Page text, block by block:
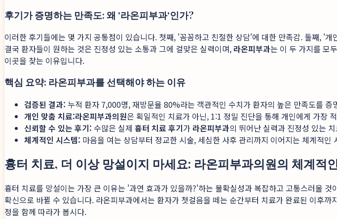
후기가 증명하는 만족도: 왜 '라온피부과'인가?
이러한 후기들에는 몇 가지 공통점이 있습니다. 첫째, '꼼꼼하고 친절한 상담'에 대한 만족감. 둘째, '
결국 환자들이 원하는 것은 진정성 있는 소통과 그에 걸맞은 실력이며, 라온피부과는 이 두 가지를 모
이곳을 찾는 이유입니다.
핵심 요약: 라온피부과를 선택해야 하는 이유
검증된 결과: 누적 환자 7,000명, 재방문율 80%라는 객관적인 수치가 환자의 높은 만족도를 증
개인 맞춤 치료:라온피부과의원은 획일적인 치료가 아닌, 1:1 정밀 진단을 통해 개인에게 가장
신뢰할 수 있는 후기: 수많은 실제 흉터 치료 후기가 라온피부과의 뛰어난 실력과 진정성 있는
체계적인 시스템: 마음을 여는 상담부터 정교한 시술, 세심한 사후 관리까지 이어지는 체계적인
흉터 치료, 더 이상 망설이지 마세요: 라온피부과의원의 체계적
흉터 치료를 망설이는 가장 큰 이유는 '과연 효과가 있을까?'하는 불확실성과 복잡하고 고통스러울
확신으로 바뀔 수 있습니다. 라온피부과에서는 환자가 첫걸음을 떼는 순간부터 치료가 완료된 이후
정을 함께 따라가 봅시다.